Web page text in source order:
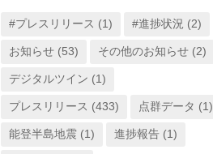
#プレスリリース (1) #進捗状況 (2)
お知らせ (53) その他のお知らせ (2)
デジタルツイン (1)
プレスリリース (433) 点群データ (1)
能登半島地震 (1) 進捗報告 (1)